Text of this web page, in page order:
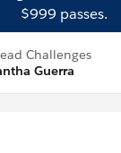
$999 passes.
Challenges
Guerra